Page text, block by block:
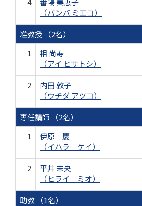
（バンバ ミエコ）
准教授 （2名）
1
相 尚寿
（アイ ヒサトシ）
2
内田 敦子
（ウチダ アツコ）
専任講師 （2名）
1
伊原 慶
（イハラ ケイ）
2
平井 未央
（ヒライ ミオ）
助教 （1名）